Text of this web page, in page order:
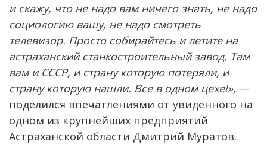
и скажу, что не надо вам ничего знать, не надо
социологию вашу, не надо смотреть
телевизор. Просто собирайтесь и летите на
астраханский станкостроительный завод. Там
вам и СССР, и страну которую потеряли, и
страну которую нашли. Все в одном цехе!», —
поделился впечатлениями от увиденного на
одном из крупнейших предприятий
Астраханской области Дмитрий Муратов.